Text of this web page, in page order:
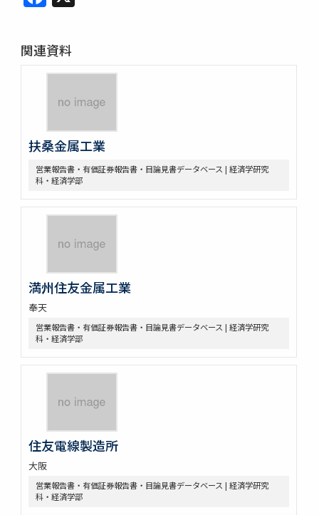
関連資料
扶桑金属工業
営業報告書・有価証券報告書・目論見書データベース | 経済学研究
科・経済学部
満州住友金属工業
奉天
営業報告書・有価証券報告書・目論見書データベース | 経済学研究
科・経済学部
住友電線製造所
大阪
営業報告書・有価証券報告書・目論見書データベース | 経済学研究
科・経済学部